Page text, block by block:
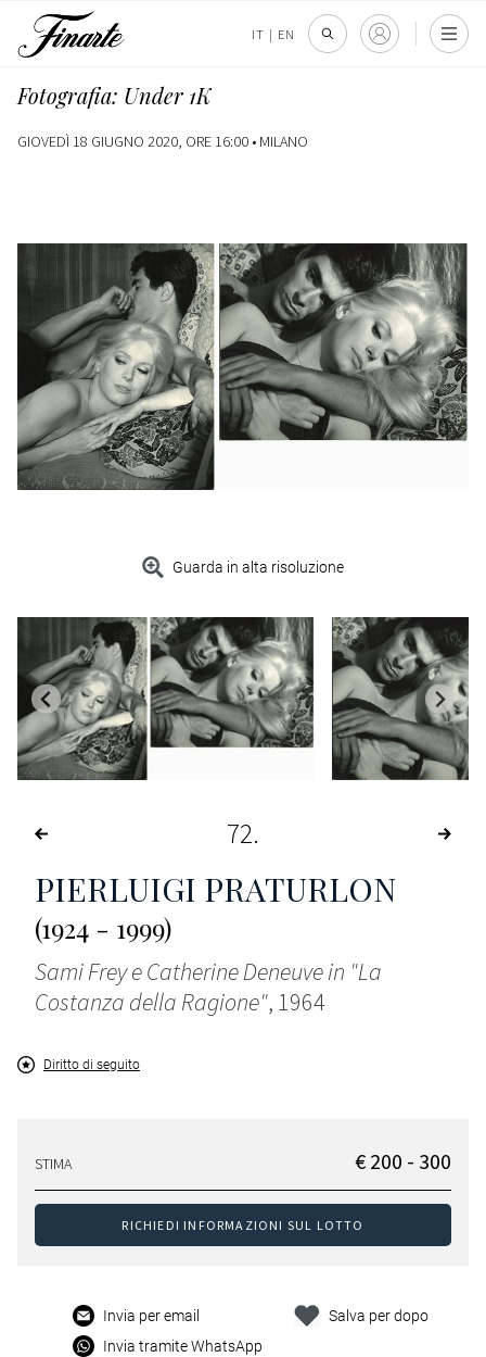
IT | EN
Fotografia: Under 1K
GIOVEDÌ 18 GIUGNO 2020, ORE 16:00 • MILANO
Guarda in alta risoluzione
72
PIERLUIGI PRATURLON
(1924 - 1999)
Sami Frey e Catherine Deneuve in "La
Costanza della Ragione", 1964
Diritto di seguito
STIMA € 200 - 300
RICHIEDI INFORMAZIONI SUL LOTTO
Invia per email
Invia tramite WhatsApp
Salva per dopo